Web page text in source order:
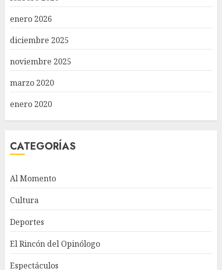
enero 2026
diciembre 2025
noviembre 2025
marzo 2020
enero 2020
CATEGORÍAS
Al Momento
Cultura
Deportes
El Rincón del Opinólogo
Espectáculos